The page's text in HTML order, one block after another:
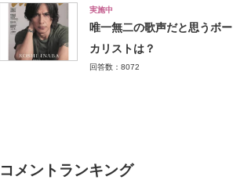
実施中
唯一無二の歌声だと思うボー
カリストは？
回答数：8072
コメントランキング